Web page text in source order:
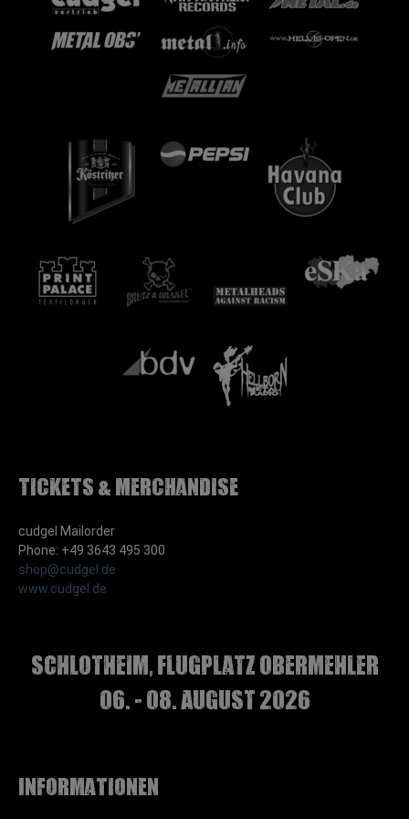
Tickets & Merchandise
cudgel Mailorder
Phone: +49 3643 495 300
shop@cudgel.de
www.cudgel.de
Schlotheim, Flugplatz Obermehler
06. - 08. August 2026
Informationen